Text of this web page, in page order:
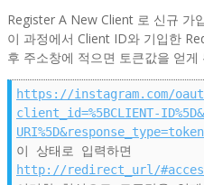
Register A New Client 로 신규 가
이 과정에서 Client ID와 기입한
후 주소창에 적으면 토큰값을 얻게
https://instagram.com/
client_id=%5BCLIENT-
URI%5D&response_type=token
이 상태로 입력하면
http://redirect_url/